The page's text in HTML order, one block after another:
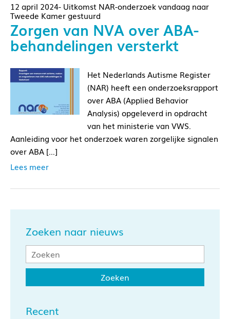
12 april 2024- Uitkomst NAR-onderzoek vandaag naar
Tweede Kamer gestuurd
Zorgen van NVA over ABA-
behandelingen versterkt
Het Nederlands Autisme Register
(NAR) heeft een onderzoeksrapport
over ABA (Applied Behavior
Analysis) opgeleverd in opdracht
van het ministerie van VWS.
Aanleiding voor het onderzoek waren zorgelijke signalen
over ABA […]
Lees meer
Zoeken naar nieuws
Recent